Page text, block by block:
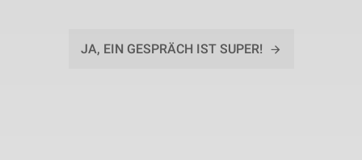
JA, EIN GESPRÄCH IST SUPER!